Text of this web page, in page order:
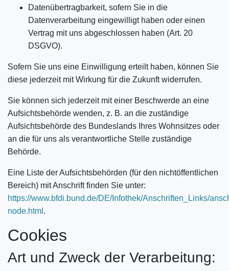
Datenübertragbarkeit, sofern Sie in die
Datenverarbeitung eingewilligt haben oder einen
Vertrag mit uns abgeschlossen haben (Art. 20
DSGVO).
Sofern Sie uns eine Einwilligung erteilt haben, können Sie
diese jederzeit mit Wirkung für die Zukunft widerrufen.
Sie können sich jederzeit mit einer Beschwerde an eine
Aufsichtsbehörde wenden, z. B. an die zuständige
Aufsichtsbehörde des Bundeslands Ihres Wohnsitzes oder
an die für uns als verantwortliche Stelle zuständige
Behörde.
Eine Liste der Aufsichtsbehörden (für den nichtöffentlichen
Bereich) mit Anschrift finden Sie unter:
https://www.bfdi.bund.de/DE/Infothek/Anschriften_Links/
node.html .
Cookies
Art und Zweck der Verarbeitung: